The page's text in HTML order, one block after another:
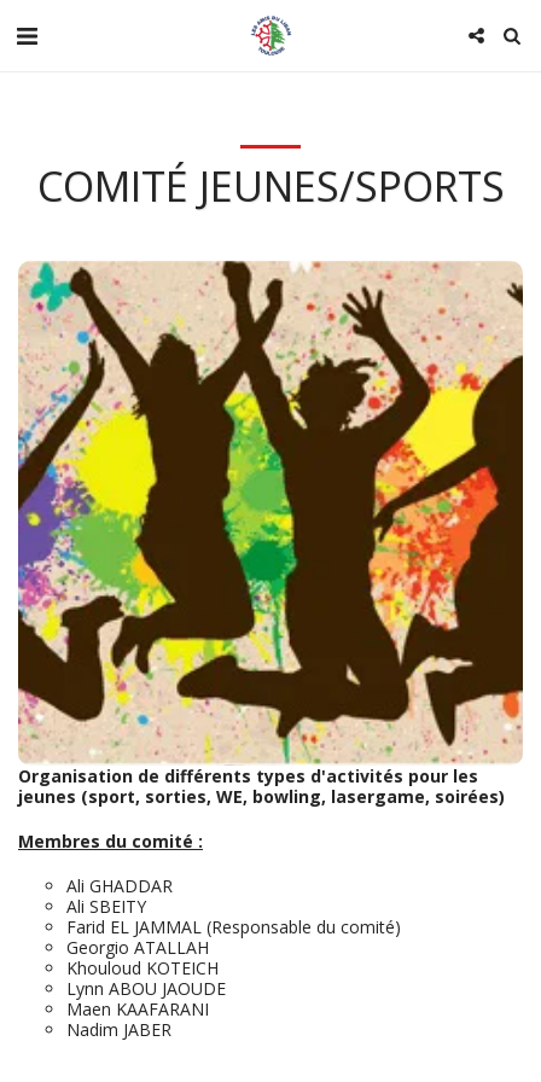
COMITÉ JEUNES/SPORTS
Organisation de différents types d'activités pour les
jeunes (sport, sorties, WE, bowling, lasergame, soirées)
Membres du comité :
Ali GHADDAR
Ali SBEITY
Farid EL JAMMAL (Responsable du comité)
Georgio ATALLAH
Khouloud KOTEICH
Lynn ABOU JAOUDE
Maen KAAFARANI
Nadim JABER